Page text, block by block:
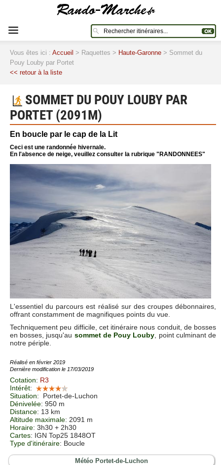
Vous êtes ici : Accueil > Raquettes > Haute-Garonne > Sommet du
Pouy Louby par Portet
<< retour à la liste
SOMMET DU POUY LOUBY PAR
PORTET (2091M)
En boucle par le cap de la Lit
Ceci est une randonnée hivernale.
En l'absence de neige, veuillez consulter la rubrique "RANDONNEES"
L'essentiel du parcours est réalisé sur des croupes débonnaires,
offrant constamment de magnifiques points du vue.
Techniquement peu difficile, cet itinéraire nous conduit, de bosses
en bosses, jusqu'au sommet de Pouy Louby , point culminant de
notre périple.
Réalisé en février 2019
Dernière modification le 17/03/2019
Cotation: R3
Intérêt:
Situation:
Portet-de-Luchon
Dénivelée: 950 m
Distance: 13 km
Altitude maximale: 2091 m
Horaire: 3h30 + 2h30
Cartes: IGN Top25 1848OT
Type d'itinéraire: Boucle
Météo Portet-de-Luchon